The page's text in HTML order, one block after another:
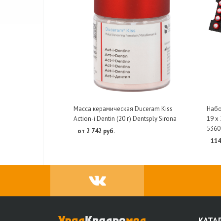
Масса керамическая Duceram Kiss
Action-i Dentin (20 г) Dentsply Sirona
от 2 742 руб.
19 х